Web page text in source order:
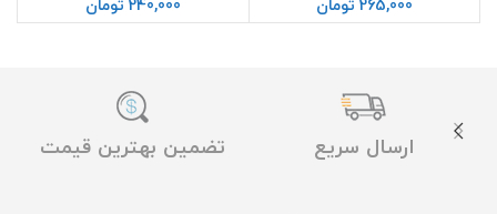
265,000 تومان 240,000 تومان
ارسال سریع تضمین بهترین قیمت